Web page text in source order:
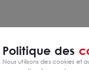
Politique des
Nous utilisons des cookies et